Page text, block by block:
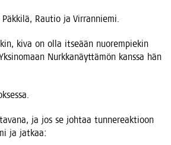
Rau­tio ja Virranniemi.
kiva on olla itse­ään nuo­rem­pie­kin
Nurk­ka­näyt­tä­mön kans­sa hän
ja jos se joh­taa tun­ne­reak­tioon
ja jatkaa: